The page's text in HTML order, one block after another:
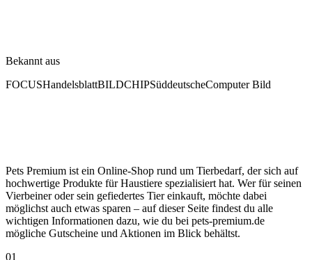
Bekannt aus
FOCUSHandelsblattBILDCHIPSüddeutscheComputer Bild
Pets Premium ist ein Online-Shop rund um Tierbedarf, der sich auf
hochwertige Produkte für Haustiere spezialisiert hat. Wer für seinen
Vierbeiner oder sein gefiedertes Tier einkauft, möchte dabei
möglichst auch etwas sparen – auf dieser Seite findest du alle
wichtigen Informationen dazu, wie du bei pets-premium.de
mögliche Gutscheine und Aktionen im Blick behältst.
01